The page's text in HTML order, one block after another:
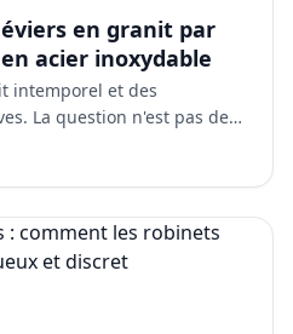
en granit par
acier inoxydable
intemporel et des
La question n'est pas de